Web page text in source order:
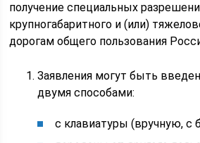
получение специальных
крупногабаритного и (или)
дорогам общего пользования
Заявления могут быть
двумя способами:
с клавиатуры (вручную, с